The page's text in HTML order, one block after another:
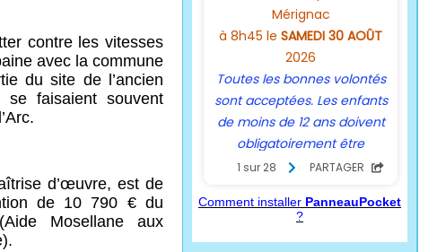
contre les vitesses
avec la commune
du site de l’ancien
faisaient souvent
d’œuvre, est de
de 10 790 € du
Mosellane aux
Comment installer PanneauPocket
?